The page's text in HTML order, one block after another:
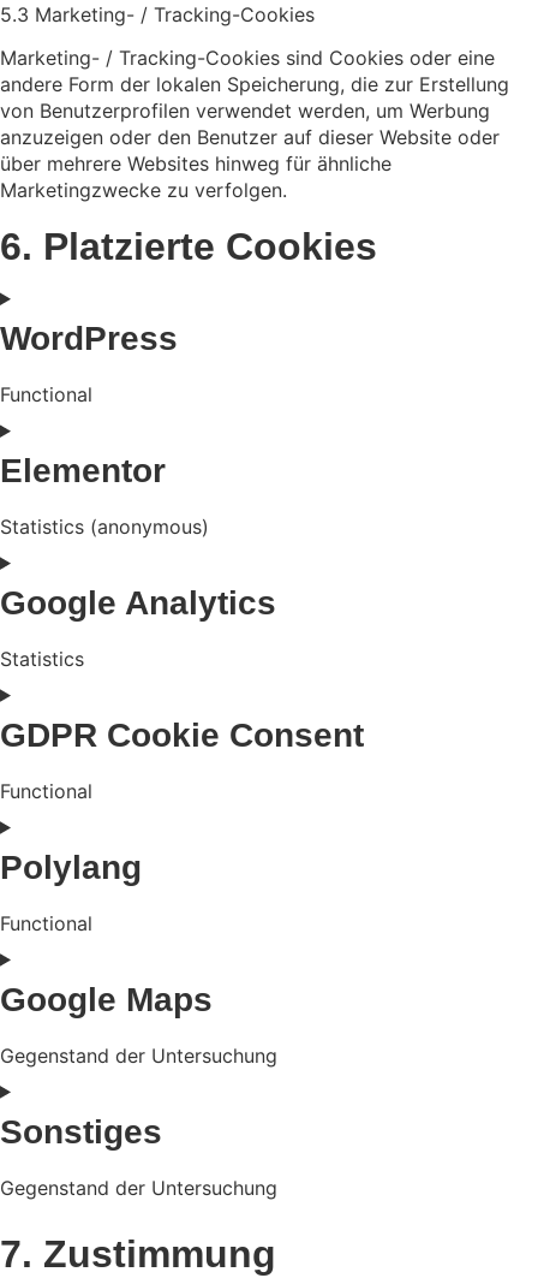
5.3 Marketing- / Tracking-Cookies
Marketing- / Tracking-Cookies sind Cookies oder eine
andere Form der lokalen Speicherung, die zur Erstellung
von Benutzerprofilen verwendet werden, um Werbung
anzuzeigen oder den Benutzer auf dieser Website oder
über mehrere Websites hinweg für ähnliche
Marketingzwecke zu verfolgen.
6. Platzierte Cookies
WordPress
Functional
Consent
service
wordpress
Elementor
Statistics (anonymous)
Consent
service
elementor
Google Analytics
Statistics
Consent
service
google-
GDPR Cookie Consent
Functional
Consent
service
gdpr-
consent
Polylang
Functional
Consent
service
polylang
Google Maps
Gegenstand der Untersuchung
Consent
service
google-
Sonstiges
Gegenstand der Untersuchung
to
service
7. Zustimmung